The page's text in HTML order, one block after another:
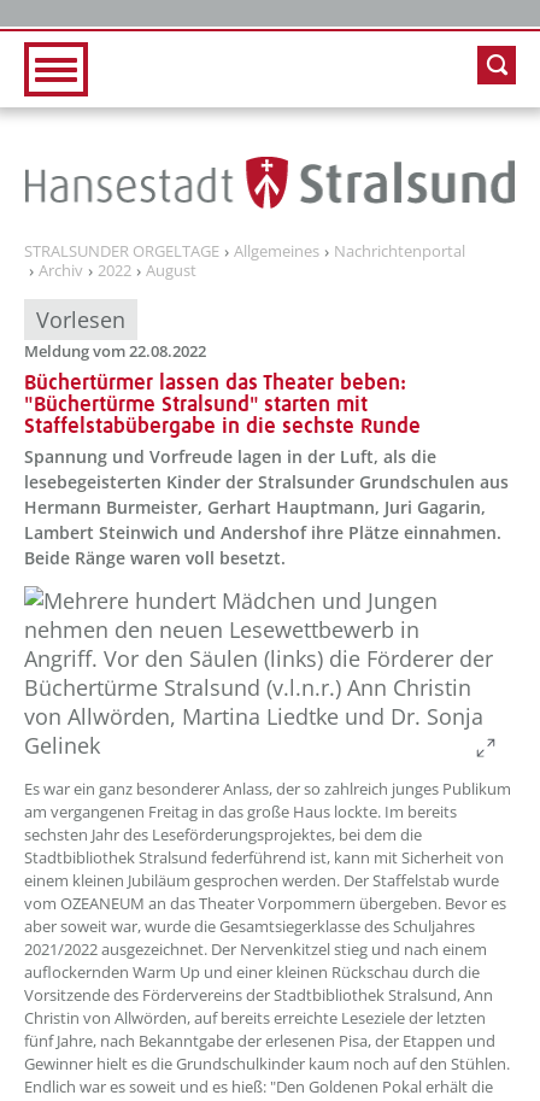
STRALSUNDER ORGELTAGE Allgemeines
Nachrichtenportal
Archiv
2022 August
Vorlesen
Meldung vom 22.08.2022
Büchertürmer lassen das Theater beben:
"Büchertürme Stralsund" starten mit
Staffelstabübergabe in die sechste Runde
Spannung und Vorfreude lagen in der Luft, als die
lesebegeisterten Kinder der Stralsunder Grundschulen aus
Hermann Burmeister, Gerhart Hauptmann, Juri Gagarin,
Lambert Steinwich und Andershof ihre Plätze einnahmen.
Beide Ränge waren voll besetzt.
Es war ein ganz besonderer Anlass, der so zahlreich junges Publikum
am vergangenen Freitag in das große Haus lockte. Im bereits
sechsten Jahr des Leseförderungsprojektes, bei dem die
Stadtbibliothek Stralsund federführend ist, kann mit Sicherheit von
einem kleinen Jubiläum gesprochen werden. Der Staffelstab wurde
vom OZEANEUM an das Theater Vorpommern übergeben. Bevor es
aber soweit war, wurde die Gesamtsiegerklasse des Schuljahres
2021/2022 ausgezeichnet. Der Nervenkitzel stieg und nach einem
auflockernden Warm Up und einer kleinen Rückschau durch die
Vorsitzende des Fördervereins der Stadtbibliothek Stralsund, Ann
Christin von Allwörden, auf bereits erreichte Leseziele der letzten
fünf Jahre, nach Bekanntgabe der erlesenen Pisa, der Etappen und
Gewinner hielt es die Grundschulkinder kaum noch auf den Stühlen.
Endlich war es soweit und es hieß: "Den Goldenen Pokal erhält die